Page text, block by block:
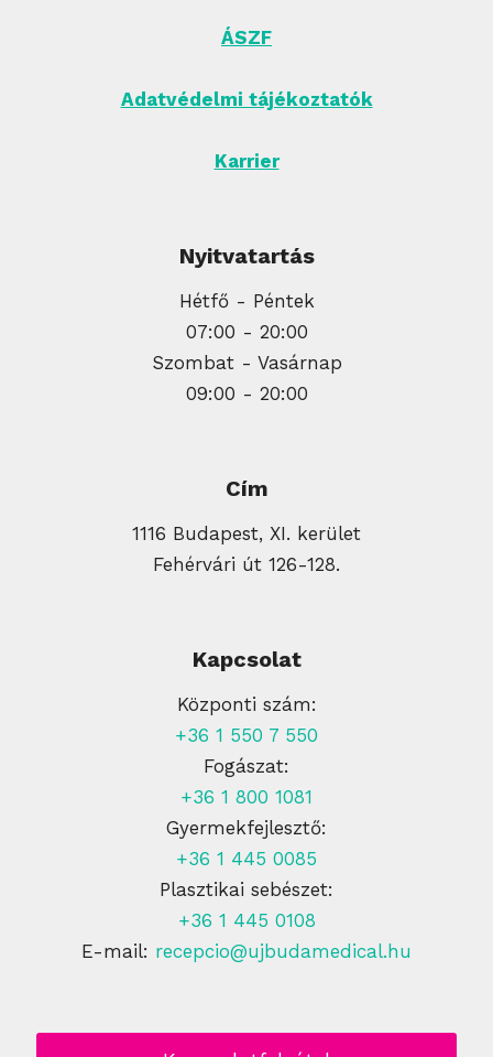
ÁSZF
Adatvédelmi tájékoztatók
Karrier
Nyitvatartás
Hétfő - Péntek
07:00 - 20:00
Szombat - Vasárnap
09:00 - 20:00
Cím
1116 Budapest, XI. kerület
Fehérvári út 126-128.
Kapcsolat
Központi szám:
+36 1 550 7 550
Fogászat:
+36 1 800 1081
Gyermekfejlesztő:
+36 1 445 0085
Plasztikai sebészet:
+36 1 445 0108
E-mail: recepcio@ujbudamedical.hu